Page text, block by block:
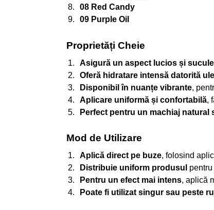
08 Red Candy
09 Purple Oil
Proprietăți Cheie
Asigură un aspect lucios și
Oferă hidratare intensă datorită
Disponibil în nuanțe vibrante,
Aplicare uniformă și confortabilă,
Perfect pentru un machiaj natural
Mod de Utilizare
Aplică direct pe buze, folosind
Distribuie uniform produsul
Pentru un efect mai intens, aplică
Poate fi utilizat singur sau peste